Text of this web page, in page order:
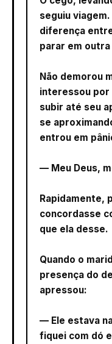
seguiu
diferença
parar em outra
Não demorou
interessou por
subir até seu
se
entrou em
— Meu Deus,
Rapidamente,
concordasse
que ela desse.
Quando o
presença do
apressou:
— Ele estava
fiquei com dó